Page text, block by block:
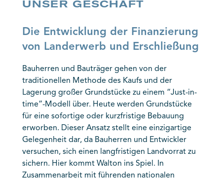
UNSER GESCHÄFT
Die Entwicklung der Finanzierung
von Landerwerb und Erschließung
Bauherren und Bauträger gehen von der
traditionellen Methode des Kaufs und der
Lagerung großer Grundstücke zu einem “Just-in-
time”-Modell über. Heute werden Grundstücke
für eine sofortige oder kurzfristige Bebauung
erworben. Dieser Ansatz stellt eine einzigartige
Gelegenheit dar, da Bauherren und Entwickler
versuchen, sich einen langfristigen Landvorrat zu
sichern. Hier kommt Walton ins Spiel. In
Zusammenarbeit mit führenden nationalen